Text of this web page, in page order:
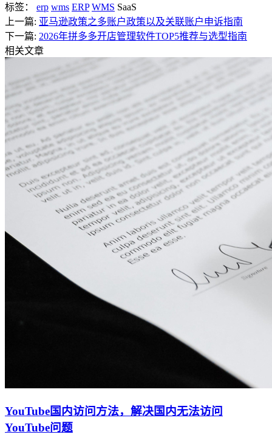
标签： erp wms ERP WMS SaaS
上一篇: 亚马逊政策之多账户政策以及关联账户申诉指南
下一篇: 2026年拼多多开店管理软件TOP5推荐与选型指南
相关文章
YouTube国内访问方法，解决国内无法访问
YouTube问题